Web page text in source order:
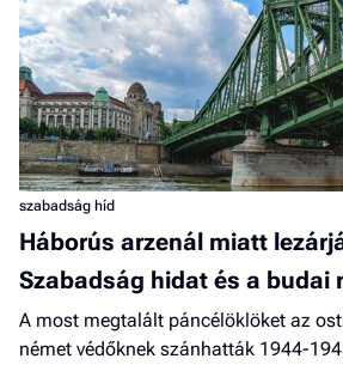
szabadság híd
Háborús arzenál miatt
Szabadság hidat és a budai
A most megtalált páncélöklöket az
német védőknek szánhatták 1944-